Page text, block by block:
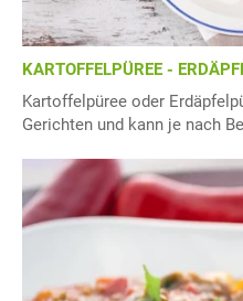
KARTOFFELPÜREE -
Kartoffelpüree oder
Gerichten und kann je nach